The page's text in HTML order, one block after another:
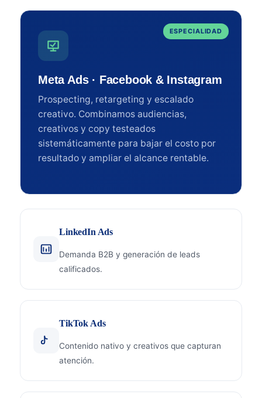
ESPECIALIDAD
Meta Ads · Facebook & Instagram
Prospecting, retargeting y escalado
creativo. Combinamos audiencias,
creativos y copy testeados
sistemáticamente para bajar el costo por
resultado y ampliar el alcance rentable.
LinkedIn Ads
Demanda B2B y generación de leads
calificados.
TikTok Ads
Contenido nativo y creativos que capturan
atención.